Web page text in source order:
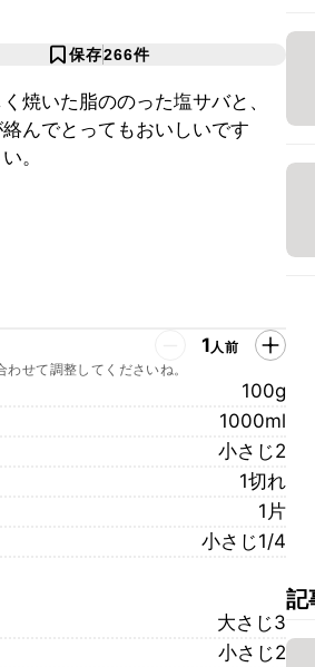
保存266件
焼いた脂ののった塩サバと、
んでとってもおいしいです
。
1人前
せて調整してくださいね。
100g
1000ml
小さじ2
1切れ
1片
小さじ1/4
大さじ3
小さじ2
記